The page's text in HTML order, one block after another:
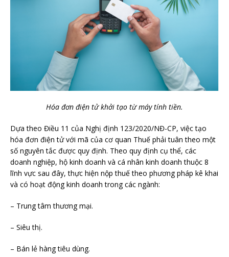
Hóa đơn điện tử khởi tạo từ máy tính tiền.
Dựa theo Điều 11 của Nghị định 123/2020/NĐ-CP, việc tạo
hóa đơn điện tử với mã của cơ quan Thuế phải tuân theo một
số nguyên tắc được quy định. Theo quy định cụ thể, các
doanh nghiệp, hộ kinh doanh và cá nhân kinh doanh thuộc 8
lĩnh vực sau đây, thực hiện nộp thuế theo phương pháp kê khai
và có hoạt động kinh doanh trong các ngành:
– Trung tâm thương mại.
– Siêu thị.
– Bán lẻ hàng tiêu dùng.